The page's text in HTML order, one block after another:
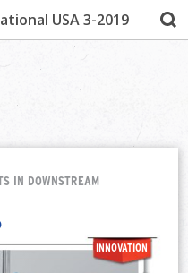
USA 3-2019